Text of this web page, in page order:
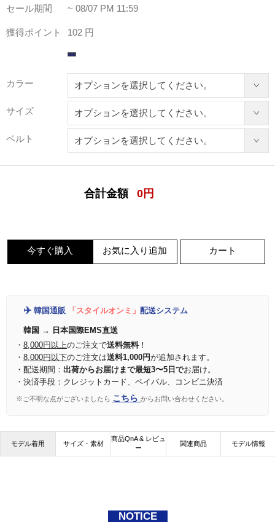
セール期間 ~ 08/07 PM 11:59
獲得ポイント 102 円
カラー
サイズ
ベルト
合計金額 0 円
今すぐ購入 お気に入り追加 カート
✈️ 韓国通販 「スタイルオンミ」 配送システム
韓国 → 日本国際EMS直送
・ 8,000円以上のご注文で送料無料！
・ 8,000円以下のご注文は送料1,000円が追加されます。
・配送期間： 出荷からお届けまで最短3〜5日でお届け。
・決済手段：クレジットカード、ペイパル、コンビニ決済
※ご不明な点がございましたら こちら からお問い合わせください。
モデル着用 サイズ・素材
商品QnA & レビュ
ー
関連商品 モデル情報
NOTICE